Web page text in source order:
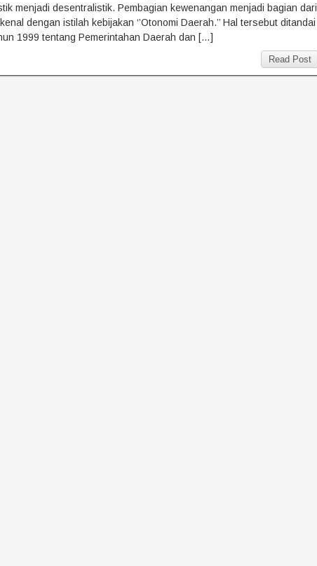
menjadi desentralistik. Pembagian kewenangan menjadi bagian dari
dengan istilah kebijakan ‘’Otonomi Daerah.’’ Hal tersebut ditandai
1999 tentang Pemerintahan Daerah dan […]
Read Post